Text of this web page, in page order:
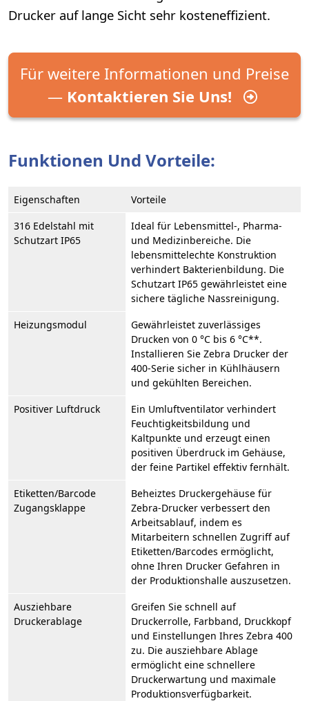
Drucker auf lange Sicht sehr kosteneffizient.
Für weitere Informationen und Preise
— Kontaktieren Sie Uns!
Funktionen Und Vorteile:
Eigenschaften
Vorteile
316 Edelstahl mit
Schutzart IP65
Ideal für Lebensmittel-, Pharma-
und Medizinbereiche. Die
lebensmittelechte Konstruktion
verhindert Bakterienbildung. Die
Schutzart IP65 gewährleistet eine
sichere tägliche Nassreinigung.
Heizungsmodul
Gewährleistet zuverlässiges
Drucken von 0 °C bis 6 °C**.
Installieren Sie Zebra Drucker der
400-Serie sicher in Kühlhäusern
und gekühlten Bereichen.
Positiver Luftdruck
Ein Umluftventilator verhindert
Feuchtigkeitsbildung und
Kaltpunkte und erzeugt einen
positiven Überdruck im Gehäuse,
der feine Partikel effektiv fernhält.
Etiketten/Barcode
Zugangsklappe
Beheiztes Druckergehäuse für
Zebra-Drucker verbessert den
Arbeitsablauf, indem es
Mitarbeitern schnellen Zugriff auf
Etiketten/Barcodes ermöglicht,
ohne Ihren Drucker Gefahren in
der Produktionshalle auszusetzen.
Ausziehbare
Druckerablage
Greifen Sie schnell auf
Druckerrolle, Farbband, Druckkopf
und Einstellungen Ihres Zebra 400
zu. Die ausziehbare Ablage
ermöglicht eine schnellere
Druckerwartung und maximale
Produktionsverfügbarkeit.